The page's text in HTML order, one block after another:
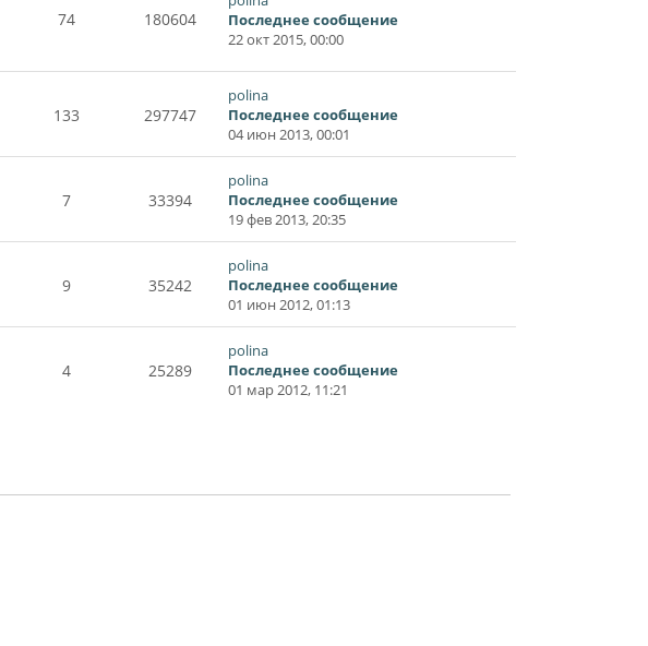
74 180604
Последнее сообщение
22 окт 2015, 00:00
133 297747
polina
Последнее сообщение
04 июн 2013, 00:01
7 33394
polina
Последнее сообщение
19 фев 2013, 20:35
9 35242
polina
Последнее сообщение
01 июн 2012, 01:13
4 25289
polina
Последнее сообщение
01 мар 2012, 11:21